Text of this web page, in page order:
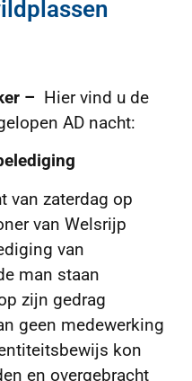
– Hier vind u de
AD nacht:
van zaterdag op
van Welsrijp
van
man staan
zijn gedrag
geen medewerking
kon
en overgebracht